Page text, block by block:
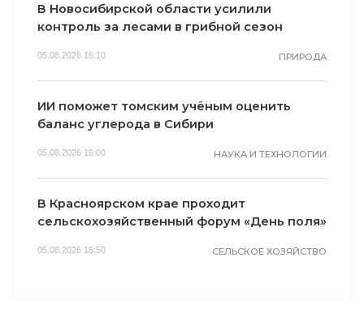
В Новосибирской области усилили
контроль за лесами в грибной сезон
05.08.2026 16:10 ПРИРОДА
ИИ поможет томским учёным оценить
баланс углерода в Сибири
05.08.2026 16:00 НАУКА И ТЕХНОЛОГИИ
В Красноярском крае проходит
сельскохозяйственный форум «День поля»
05.08.2026 15:50 СЕЛЬСКОЕ ХОЗЯЙСТВО